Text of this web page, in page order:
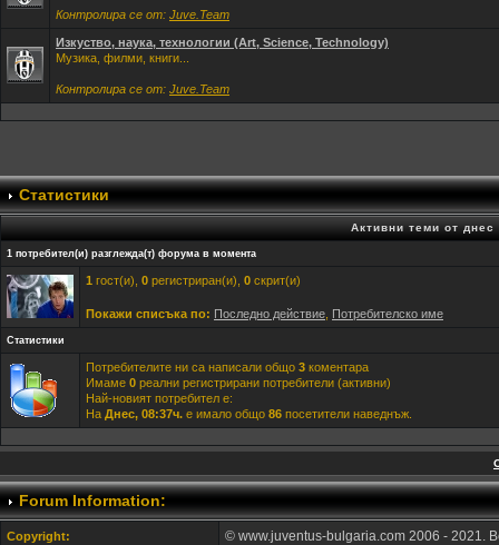
Контролира се от: Juve.Team
Изкуство, наука, технологии (Art, Science, Technology)
Музика, филми, книги...
Контролира се от: Juve.Team
Статистики
Активни теми от днес
1 потребител(и) разглежда(т) форума в момента
1 гост(и), 0 регистриран(и), 0 скрит(и)
Покажи списъка по: Последно действие Потребителско име
Статистики
Потребителите ни са написали общо 3 коментара
Имаме 0 реални регистрирани потребители (активни)
Най-новият потребител е:
На Днес, 08:37ч. е имало общо 86 посетители наведнъж.
Forum Information:
Copyright: © www.juventus-bulgaria.com 2006 - 2021.